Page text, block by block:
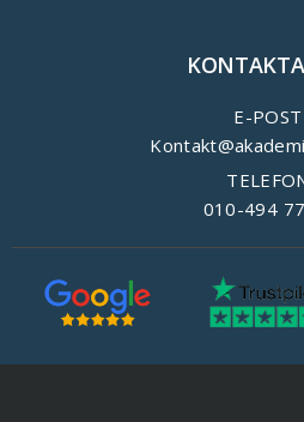
E-POST
010-494